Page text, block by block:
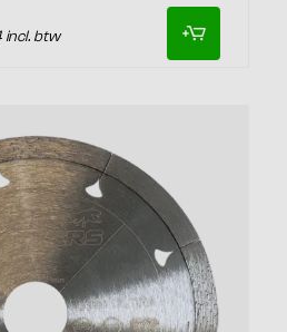
incl. btw